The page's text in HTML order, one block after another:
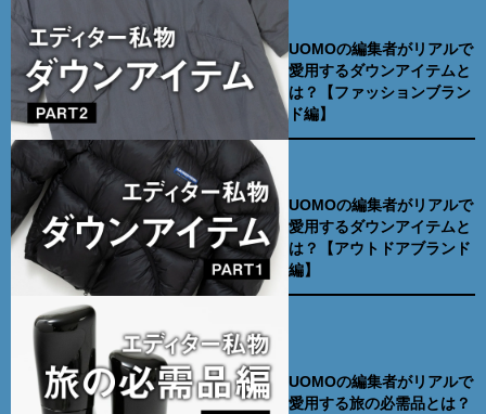
UOMOの編集者がリアルで
愛用するダウンアイテムと
は？【ファッションブラン
ド編】
UOMOの編集者がリアルで
愛用するダウンアイテムと
は？【アウトドアブランド
編】
UOMOの編集者がリアルで
愛用する旅の必需品とは？